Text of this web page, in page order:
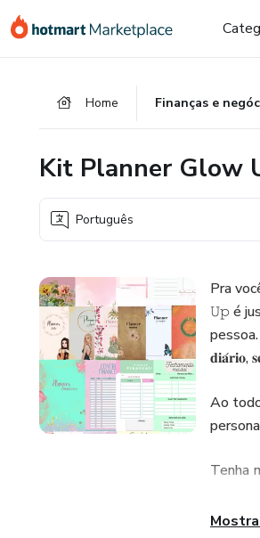
para
para
para
Home Finanças e
Kit Planner Glow
Português
Pra
𝚄𝚙 é
pessoa.
𝐝𝐢𝐚́𝐫𝐢𝐨,
Ao
Tenha